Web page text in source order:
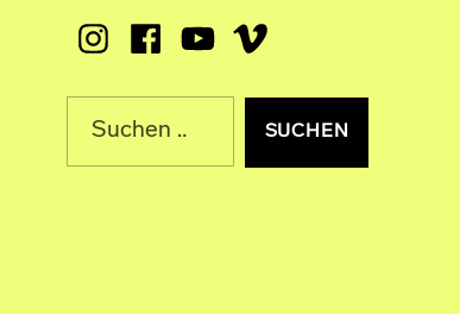
InstagramFacebookYoutubeVimeo
Suche nach: